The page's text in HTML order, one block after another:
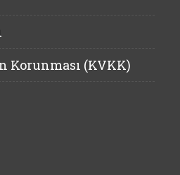
(KVKK)